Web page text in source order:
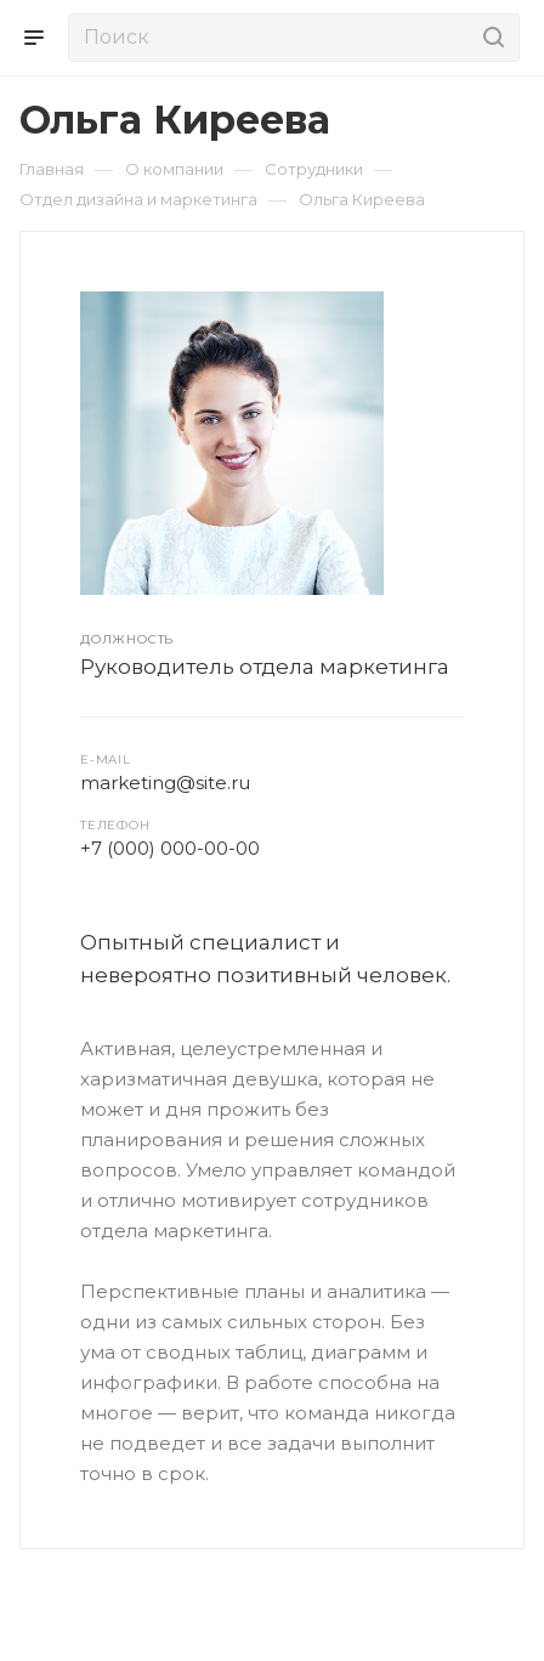
Ольга Киреева
Главная — О компании — Сотрудники —
Отдел дизайна и маркетинга — Ольга Киреева
ДОЛЖНОСТЬ
Руководитель отдела маркетинга
E-MAIL
marketing@site.ru
ТЕЛЕФОН
+7 (000) 000-00-00
Опытный специалист и
невероятно позитивный человек.
Активная, целеустремленная и
харизматичная девушка, которая не
может и дня прожить без
планирования и решения сложных
вопросов. Умело управляет командой
и отлично мотивирует сотрудников
отдела маркетинга.
Перспективные планы и аналитика —
одни из самых сильных сторон. Без
ума от сводных таблиц, диаграмм и
инфографики. В работе способна на
многое — верит, что команда никогда
не подведет и все задачи выполнит
точно в срок.